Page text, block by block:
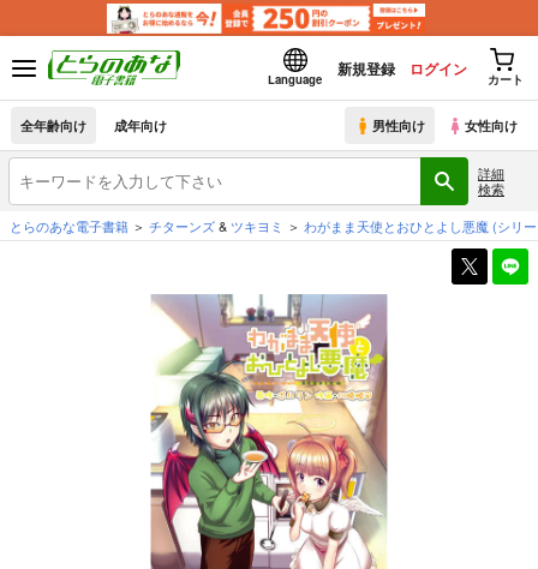
Language
新規登録 ログイン
カート
全年齢向け 成年向け 男性向け 女性向け
詳細
検索
とらのあな電子書籍
チターンズ& ツキヨミ わがまま天使とおひとよし悪魔 (シリ